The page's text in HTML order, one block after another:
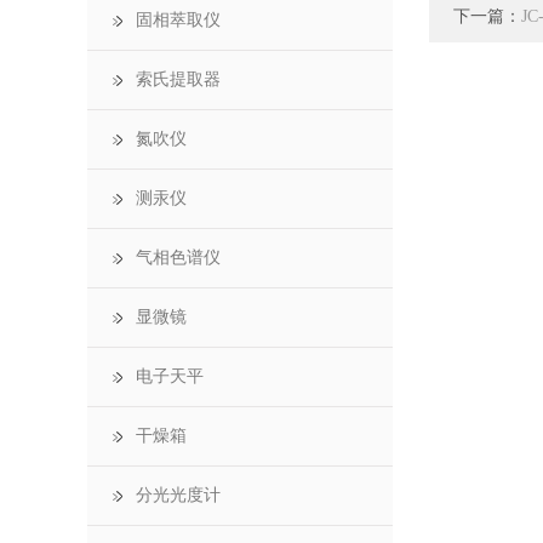
下一篇：
固相萃取仪
索氏提取器
氮吹仪
测汞仪
气相色谱仪
显微镜
电子天平
干燥箱
分光光度计